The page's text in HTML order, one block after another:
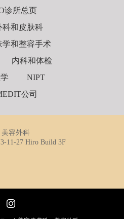
诊所总页
科和皮肤科
学和整容手术
内科和体检
NIPT
公司
美容外科
11-27 Hiro Build 3F